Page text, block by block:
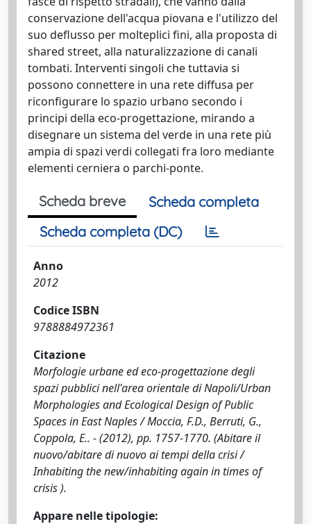
conservazione dell'acqua piovana e l'utilizzo del
suo deflusso per molteplici fini, alla proposta di
shared street, alla naturalizzazione di canali
tombati. Interventi singoli che tuttavia si
possono connettere in una rete diffusa per
riconfigurare lo spazio urbano secondo i
principi della eco-progettazione, mirando a
disegnare un sistema del verde in una rete più
ampia di spazi verdi collegati fra loro mediante
elementi cerniera o parchi-ponte.
Scheda breve
Scheda completa
Scheda completa (DC)
Anno
2012
Codice ISBN
9788884972361
Citazione
Morfologie urbane ed eco-progettazione degli
spazi pubblici nell'area orientale di Napoli/Urban
Morphologies and Ecological Design of Public
Spaces in East Naples / Moccia, F.D., Berruti, G.,
Coppola, E.. - (2012), pp. 1757-1770. (Abitare il
nuovo/abitare di nuovo ai tempi della crisi /
Inhabiting the new/inhabiting again in times of
crisis ).
Appare nelle tipologie: